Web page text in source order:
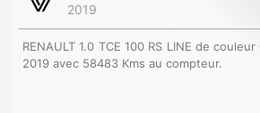
2019
RENAULT 1.0 TCE 100 RS LINE de couleur
2019 avec 58483 Kms au compteur.